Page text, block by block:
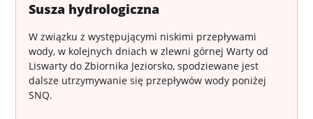
Susza hydrologiczna
W związku z występującymi niskimi przepływami
wody, w kolejnych dniach w zlewni górnej Warty od
Liswarty do Zbiornika Jeziorsko, spodziewane jest
dalsze utrzymywanie się przepływów wody poniżej
SNQ.